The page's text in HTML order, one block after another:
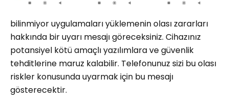
bilinmiyor uygulamaları yüklemenin olası zararları
hakkında bir uyarı mesajı göreceksiniz. Cihazınız
potansiyel kötü amaçlı yazılımlara ve güvenlik
tehditlerine maruz kalabilir. Telefonunuz sizi bu olası
riskler konusunda uyarmak için bu mesajı
gösterecektir.